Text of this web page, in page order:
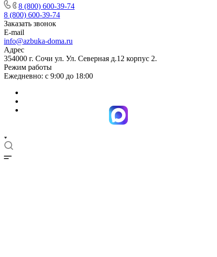
8 (800) 600-39-74
8 (800) 600-39-74
Заказать звонок
E-mail
info@azbuka-doma.ru
Адрес
354000 г. Сочи ул. Ул. Северная д.12 корпус 2.
Режим работы
Ежедневно: с 9:00 до 18:00